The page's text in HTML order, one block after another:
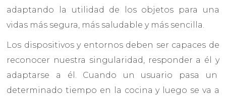
adaptando la utilidad de los objetos para una
vidas más segura, más saludable y más sencilla.
Los dispositivos y entornos deben ser capaces de
reconocer nuestra singularidad, responder a él y
adaptarse a él. Cuando un usuario pasa un
determinado tiempo en la cocina y luego se va a